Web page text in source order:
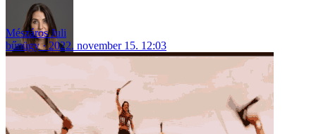
Mészáros Juli
bűnügy
2022. november 15. 12:03